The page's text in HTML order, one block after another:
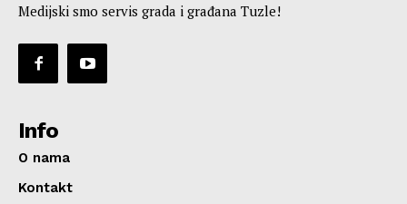
Medijski smo servis grada i građana Tuzle!
Info
O nama
Kontakt